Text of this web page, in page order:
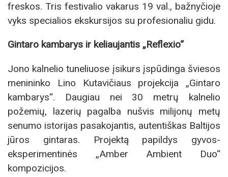
freskos. Tris festivalio vakarus 19 val., bažnyčioje
vyks specialios ekskursijos su profesionaliu gidu.
Gintaro kambarys ir keliaujantis „Reflexio“
Jono kalnelio tuneliuose įsikurs įspūdinga šviesos
menininko Lino Kutavičiaus projekcija „Gintaro
kambarys“. Daugiau nei 30 metrų kalnelio
požemių, lazerių pagalba nušvis milijonų metų
senumo istorijas pasakojantis, autentiškas Baltijos
jūros gintaras. Projektą papildys gyvos-
eksperimentinės „Amber Ambient Duo“
kompozicijos.